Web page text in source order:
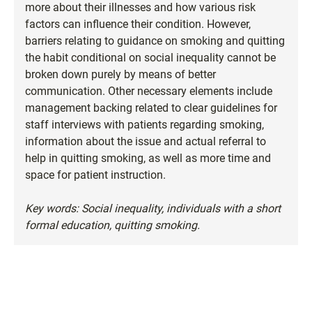
more about their illnesses and how various risk
factors can influence their condition. However,
barriers relating to guidance on smoking and quitting
the habit conditional on social inequality cannot be
broken down purely by means of better
communication. Other necessary elements include
management backing related to clear guidelines for
staff interviews with patients regarding smoking,
information about the issue and actual referral to
help in quitting smoking, as well as more time and
space for patient instruction.
Key words: Social inequality, individuals with a short
formal education, quitting smoking.